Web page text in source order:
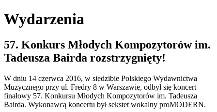
Wydarzenia
57. Konkurs Młodych Kompozytorów im.
Tadeusza Bairda rozstrzygnięty!
W dniu 14 czerwca 2016, w siedzibie Polskiego Wydawnictwa
Muzycznego przy ul. Fredry 8 w Warszawie, odbył się koncert
finałowy 57. Konkursu Młodych Kompozytorów im. Tadeusza
Bairda. Wykonawcą koncertu był sekstet wokalny proMODERN.